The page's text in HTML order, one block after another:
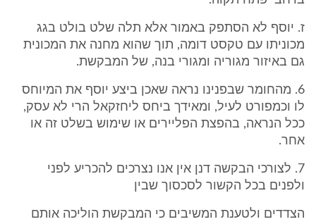
ז. יוסף לא הסתפק באמור אלא תלה שלט בולט בגג
מכוניתו עם טקסט דומה, תוך שהוא מחנה את המכונית
גם באיזור מגוריה ומגורי בנה, של המבקשת.
6. מהחומר שבפנינו נראה שאכן ביצע יוסף את המיוחס
לו וכמפורט לעיל, ומאידך ביחס ליחזקאל הרי לא עסק,
ככל הנראה, בהפצת הפליירים או שימוש בשלט זה או
אחר.
7. לצורכי הבקשה דנן אין אנו נצרכים להכריע לפני
ולפנים בכל הקשור לסכסוך שבין
הצדדים ולטענת המשיבים כי המבקשת הוליכה אותם